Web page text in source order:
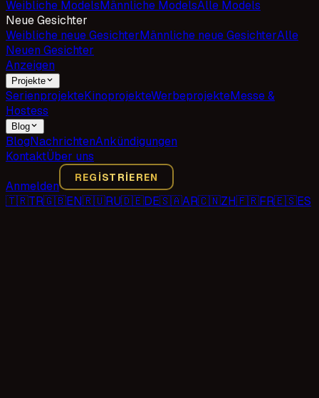
Weibliche ModelsMännliche ModelsAlle Models
Neue Gesichter
Weibliche neue GesichterMännliche neue GesichterAlle
Neuen Gesichter
Anzeigen
Projekte
SerienprojekteKinoprojekteWerbeprojekteMesse &
Hostess
Blog
BlogNachrichtenAnkündigungen
KontaktÜber uns
Anmelden
REGISTRIEREN
🇹🇷TR🇬🇧EN🇷🇺RU🇩🇪DE🇸🇦AR🇨🇳ZH🇫🇷FR🇪🇸ES